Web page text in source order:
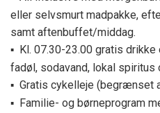
eller selvsmurt madpakke,
samt aftenbuffet/middag.
▪ Kl. 07.30-23.00 gratis
fadøl, sodavand, lokal spiritus
▪ Gratis cykelleje (begrænset
▪ Familie- og børneprogram